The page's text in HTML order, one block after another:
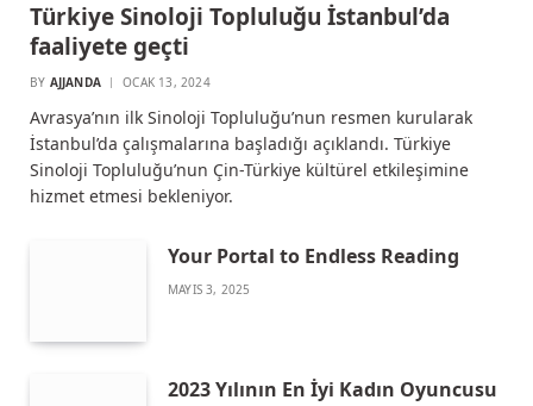
Türkiye Sinoloji Topluluğu İstanbul’da
faaliyete geçti
BY AJJANDA OCAK 13, 2024
Avrasya’nın ilk Sinoloji Topluluğu’nun resmen kurularak
İstanbul’da çalışmalarına başladığı açıklandı. Türkiye
Sinoloji Topluluğu’nun Çin-Türkiye kültürel etkileşimine
hizmet etmesi bekleniyor.
Your Portal to Endless Reading
MAYIS 3, 2025
2023 Yılının En İyi Kadın Oyuncusu